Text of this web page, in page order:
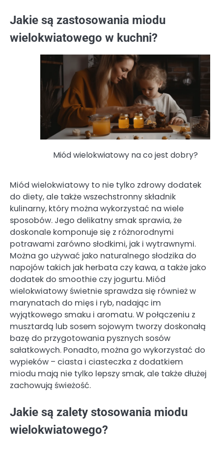
Jakie są zastosowania miodu
wielokwiatowego w kuchni?
Miód wielokwiatowy na co jest dobry?
Miód wielokwiatowy to nie tylko zdrowy dodatek
do diety, ale także wszechstronny składnik
kulinarny, który można wykorzystać na wiele
sposobów. Jego delikatny smak sprawia, że
doskonale komponuje się z różnorodnymi
potrawami zarówno słodkimi, jak i wytrawnymi.
Można go używać jako naturalnego słodzika do
napojów takich jak herbata czy kawa, a także jako
dodatek do smoothie czy jogurtu. Miód
wielokwiatowy świetnie sprawdza się również w
marynatach do mięs i ryb, nadając im
wyjątkowego smaku i aromatu. W połączeniu z
musztardą lub sosem sojowym tworzy doskonałą
bazę do przygotowania pysznych sosów
sałatkowych. Ponadto, można go wykorzystać do
wypieków – ciasta i ciasteczka z dodatkiem
miodu mają nie tylko lepszy smak, ale także dłużej
zachowują świeżość.
Jakie są zalety stosowania miodu
wielokwiatowego?